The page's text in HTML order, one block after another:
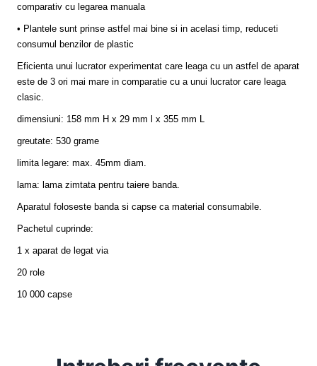
comparativ cu legarea manuala
• Plantele sunt prinse astfel mai bine si in acelasi timp, reduceti
consumul benzilor de plastic
Eficienta unui lucrator experimentat care leaga cu un astfel de aparat
este de 3 ori mai mare in comparatie cu a unui lucrator care leaga
clasic.
dimensiuni: 158 mm H x 29 mm l x 355 mm L
greutate: 530 grame
limita legare: max. 45mm diam.
lama: lama zimtata pentru taiere banda.
Aparatul foloseste banda si capse ca material consumabile.
Pachetul cuprinde:
1 x aparat de legat via
20 role
10 000 capse